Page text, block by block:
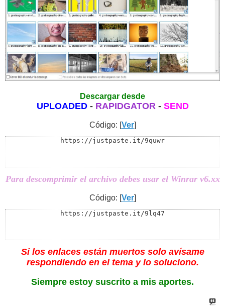
Descargar desde
UPLOADED- RAPIDGATOR - SEND
Código: [Ver]
https://justpaste.it/9quwr
Para descomprimir el archivo debes usar el Winrar v6.xx
Código: [Ver]
https://justpaste.it/9lq47
Si los enlaces están muertos solo avísame
respondiendo en el tema y lo soluciono.
Siempre estoy suscrito a mis aportes.